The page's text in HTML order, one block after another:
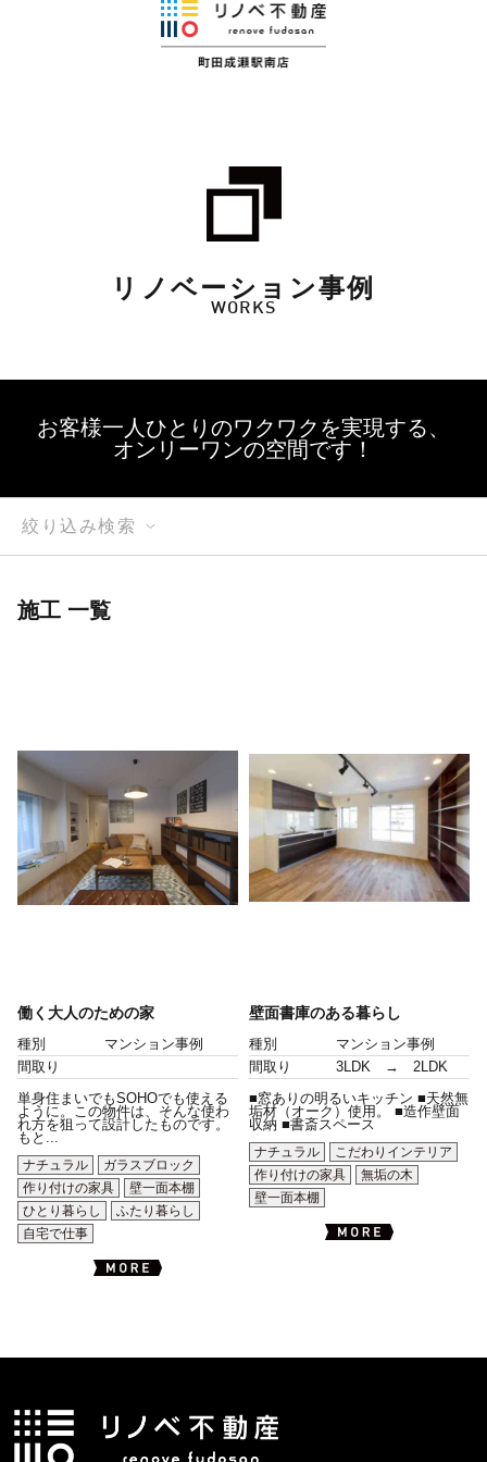
リノベーション事例
WORKS
お客様一人ひとりのワクワクを実現する、
オンリーワンの空間です！
絞り込み検索
施工 一覧
働く大人のための家
種別
マンション事例
間取り
単身住まいでもSOHOでも使える
ように。この物件は、そんな使わ
れ方を狙って設計したものです。
もと...
ナチュラル
ガラスブロック
作り付けの家具
壁一面本棚
ひとり暮らし
ふたり暮らし
自宅で仕事
壁面書庫のある暮らし
種別
マンション事例
間取り
3LDK → 2LDK
■窓ありの明るいキッチン ■天然無
垢材（オーク）使用。 ■造作壁面
収納 ■書斎スペース
ナチュラル
こだわりインテリア
作り付けの家具
無垢の木
壁一面本棚